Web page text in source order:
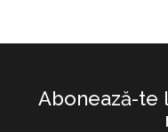
Abonează-te